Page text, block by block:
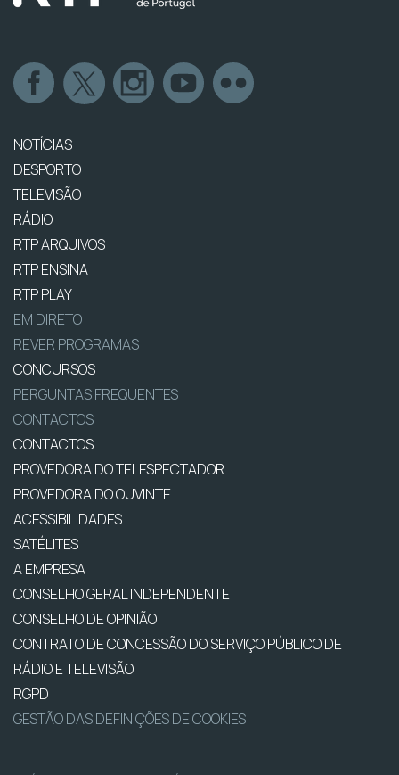
NOTÍCIAS
DESPORTO
TELEVISÃO
RÁDIO
RTP ARQUIVOS
RTP ENSINA
RTP PLAY
EM DIRETO
REVER PROGRAMAS
CONCURSOS
PERGUNTAS FREQUENTES
CONTACTOS
CONTACTOS
PROVEDORA DO TELESPECTADOR
PROVEDORA DO OUVINTE
ACESSIBILIDADES
SATÉLITES
A EMPRESA
CONSELHO GERAL INDEPENDENTE
CONSELHO DE OPINIÃO
CONTRATO DE CONCESSÃO DO SERVIÇO PÚBLICO DE
RÁDIO E TELEVISÃO
RGPD
GESTÃO DAS DEFINIÇÕES DE COOKIES